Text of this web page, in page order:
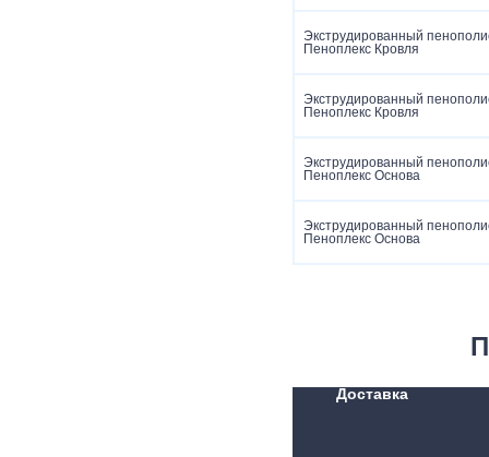
Экструдированный
Пеноплекс Кровля
Экструдированный
Пеноплекс Кровля
Экструдированный
Пеноплекс Основа
Экструдированный
Пеноплекс Основа
Доставка